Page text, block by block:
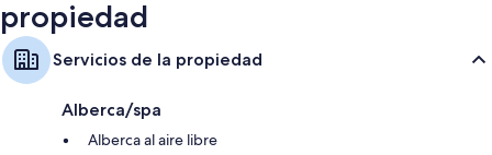
Terrazas o patios, áreas de comedor independiente y cocinas
propiedad
Servicios de la propiedad
Alberca/spa
Alberca al aire libre